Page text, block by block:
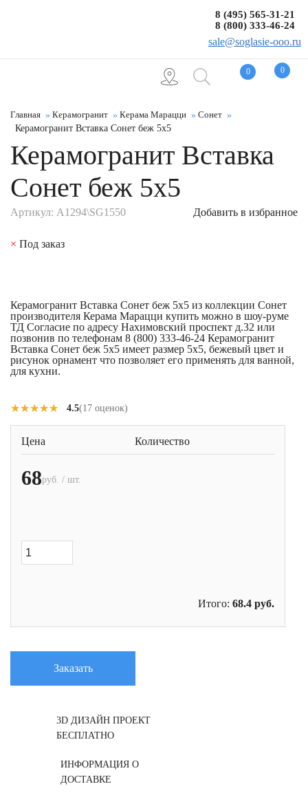
0 0
8 (495) 565-31-21
8 (800) 333-46-24
sale@soglasie-ooo.ru
Главная Керамогранит Керама Марацци
Сонет
Керамогранит Вставка Сонет беж 5x5
Керамогранит Вставка
Сонет беж 5x5
Артикул: A1294\SG1550 Добавить в избранное
× Под заказ
Керамогранит Вставка Сонет беж 5x5 из коллекции Сонет
производителя Керама Марацци купить можно в шоу-руме
ТД Согласие по адресу Нахимовский проспект д.32 или
позвонив по телефонам 8 (800) 333-46-24 Керамогранит
Вставка Сонет беж 5x5 имеет размер 5x5, бежевый цвет и
рисунок орнамент что позволяет его применять для ванной,
для кухни.
★★★★★
★★★★★ 4.5(17 оценок)
Цена Количество
68руб. / шт.
Итого: 68.4 руб.
Заказать
3D ДИЗАЙН ПРОЕКТ
БЕСПЛАТНО
ИНФОРМАЦИЯ О
ДОСТАВКЕ